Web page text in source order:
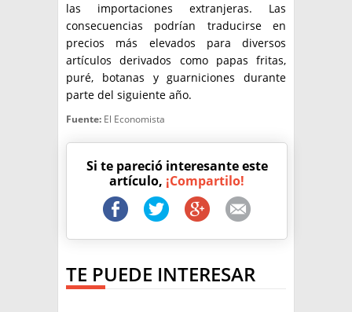
las importaciones extranjeras. Las
consecuencias podrían traducirse en
precios más elevados para diversos
artículos derivados como papas fritas,
puré, botanas y guarniciones durante
parte del siguiente año.
Fuente: El Economista
Si te pareció interesante este
artículo, ¡Compartilo!
TE PUEDE INTERESAR